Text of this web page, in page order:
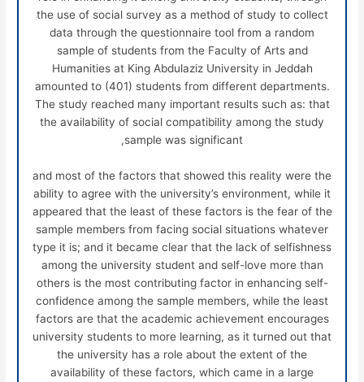
the use of social survey as a method of study to collect
data through the questionnaire tool from a random
sample of students from the Faculty of Arts and
Humanities at King Abdulaziz University in Jeddah
amounted to (401) students from different departments.
The study reached many important results such as: that
the availability of social compatibility among the study
sample was significant,
and most of the factors that showed this reality were the
ability to agree with the university’s environment, while it
appeared that the least of these factors is the fear of the
sample members from facing social situations whatever
type it is; and it became clear that the lack of selfishness
among the university student and self-love more than
others is the most contributing factor in enhancing self-
confidence among the sample members, while the least
factors are that the academic achievement encourages
university students to more learning, as it turned out that
the university has a role about the extent of the
availability of these factors, which came in a large